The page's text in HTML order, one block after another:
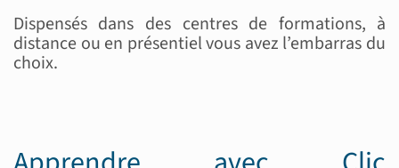
Dispensés dans des centres de formations, à
distance ou en présentiel vous avez l’embarras du
choix.